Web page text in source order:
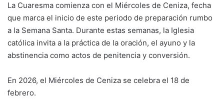
La Cuaresma comienza con el Miércoles de Ceniza, fecha
que marca el inicio de este periodo de preparación rumbo
a la Semana Santa. Durante estas semanas, la Iglesia
católica invita a la práctica de la oración, el ayuno y la
abstinencia como actos de penitencia y conversión.
En 2026, el Miércoles de Ceniza se celebra el 18 de
febrero.